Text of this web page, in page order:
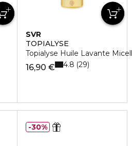
SVR
TOPIALYSE
Topialyse Huile Lavante
16,90 € 4.8 29
30%